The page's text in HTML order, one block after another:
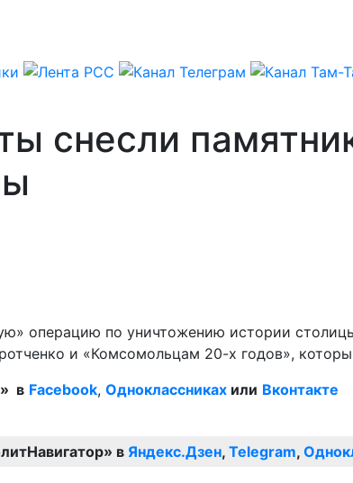
снесли
операцию по уничтожению истории
и «Комсомольцам 20-х годов»,
в Facebook, Одноклассниках или Вконтакте
в Яндекс.Дзен, Telegram,